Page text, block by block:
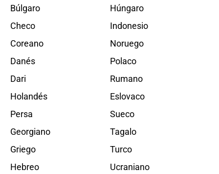
Búlgaro
Checo
Coreano
Danés
Dari
Holandés
Persa
Georgiano
Griego
Hebreo
Húngaro
Indonesio
Noruego
Polaco
Rumano
Eslovaco
Sueco
Tagalo
Turco
Ucraniano